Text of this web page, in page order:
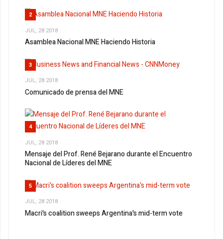
2
JUL, 28 2018
Asamblea Nacional MNE Haciendo Historia
3
JUL, 28 2018
Comunicado de prensa del MNE
4
JUL, 28 2018
Mensaje del Prof. René Bejarano durante el Encuentro
Nacional de Líderes del MNE
5
JUL, 28 2018
Macri's coalition sweeps Argentina's mid-term vote